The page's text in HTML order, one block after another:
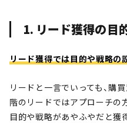
1. リード獲得の目
リード獲得では目的や戦略の
リードと一言でいっても、購
階のリードではアプローチの
目的や戦略があやふやだと獲